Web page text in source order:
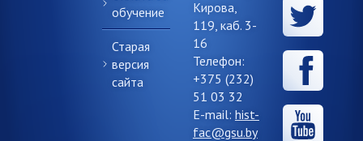
обучение
Старая
версия
сайта
Кирова,
119, каб. 3-
16
Телефон:
+375 (232)
51 03 32
E-mail: hist-
fac@gsu.by